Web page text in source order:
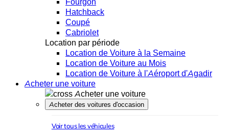
Hatchback
Coupé
Cabriolet
Location par période
Location de Voiture à la Semaine
Location de Voiture au Mois
Location de Voiture à l'Aéroport d'Agadir
Acheter une voiture
Acheter une voiture
Acheter des voitures d'occasion
Voir tous les véhicules